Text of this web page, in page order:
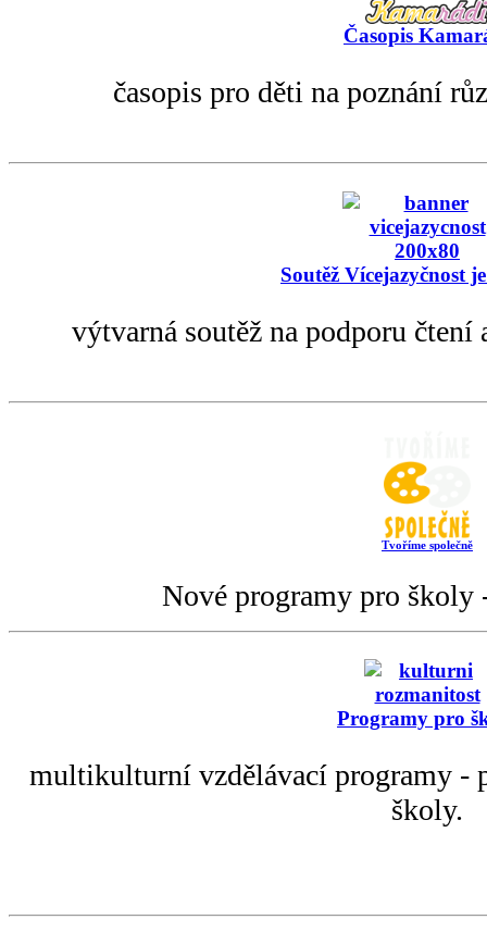
Časopis
časopis pro děti na poznání
Soutěž Vícejazyčnost
výtvarná soutěž na podporu
Tvoříme společně
Nové programy pro
Programy pro
multikulturní vzdělávací programy -
školy.